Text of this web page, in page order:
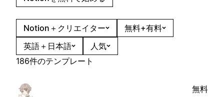
Notion＋クリエイター
無料+有料
英語＋日本語
人気
186件のテンプレート
無料